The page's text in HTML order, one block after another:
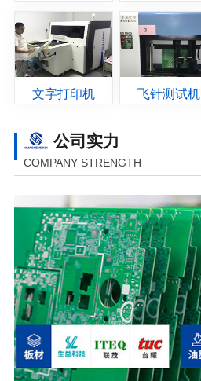
文字打印机 飞针测试机
公司实力
COMPANY STRENGTH